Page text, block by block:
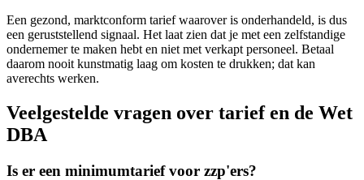
Een gezond, marktconform tarief waarover is onderhandeld, is dus
een geruststellend signaal. Het laat zien dat je met een zelfstandige
ondernemer te maken hebt en niet met verkapt personeel. Betaal
daarom nooit kunstmatig laag om kosten te drukken; dat kan
averechts werken.
Veelgestelde vragen over tarief en de Wet
DBA
Is er een minimumtarief voor zzp'ers?